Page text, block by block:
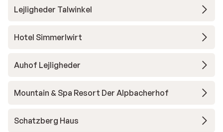
Lejligheder Talwinkel
Hotel Simmerlwirt
Auhof Lejligheder
Mountain & Spa Resort Der Alpbacherhof
Schatzberg Haus